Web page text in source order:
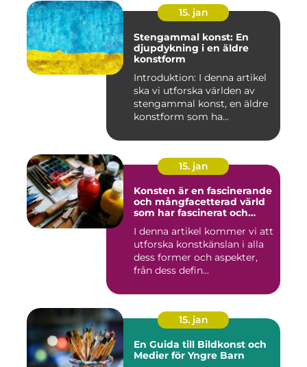
15. jan
Stengammal konst: En
djupdykning i en äldre
konstform
Introduktion: I denna artikel
ska vi utforska världen av
stengammal konst, en äldre
konstform som ha...
15. jan
Konsten är en fascinerande
och mångfacetterad värld
som har fascinerat och
århundraden
I denna artikel kommer vi att
utforska konstkänslan i alla
dess former och aspekter,
från dess defin...
15. jan
En Guida till Bildkonst och
Medier för Yngre Barn